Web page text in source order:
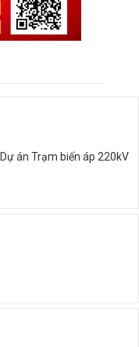
án Trạm biến áp 220kV